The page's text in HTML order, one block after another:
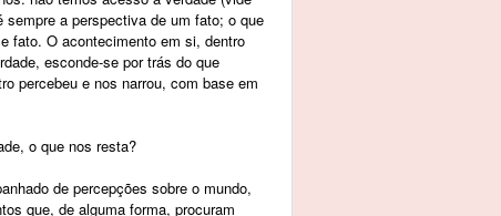
sempre a perspectiva de um fato; o que
fato. O acontecimento em si, dentro
esconde-se por trás do que
percebeu e nos narrou, com base em
o que nos resta?
de percepções sobre o mundo,
que, de alguma forma, procuram